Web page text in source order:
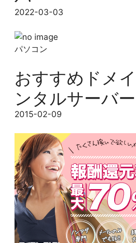
2022-03-03
パソコン
おすすめドメ
ンタルサーバー
2015-02-09